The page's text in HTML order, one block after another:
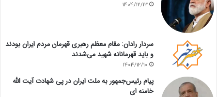
1404/12/13
سردار رادان: مقام معظم رهبری قهرمان مردم ایران بودند
و باید قهرمانانه شهید می‌شدند
1404/12/10
پیام رئیس‌جمهور به ملت ایران در پی شهادت آیت الله
خامنه ای